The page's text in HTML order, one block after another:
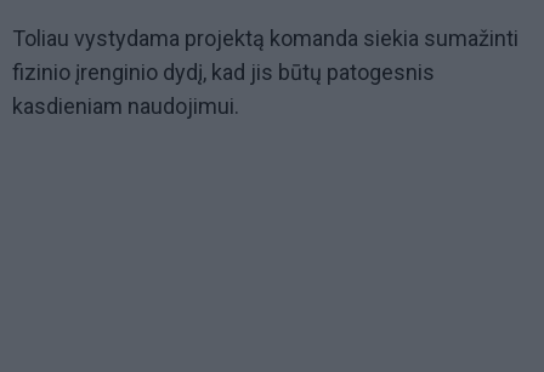
Toliau vystydama projektą komanda siekia sumažinti
fizinio įrenginio dydį, kad jis būtų patogesnis
kasdieniam naudojimui.